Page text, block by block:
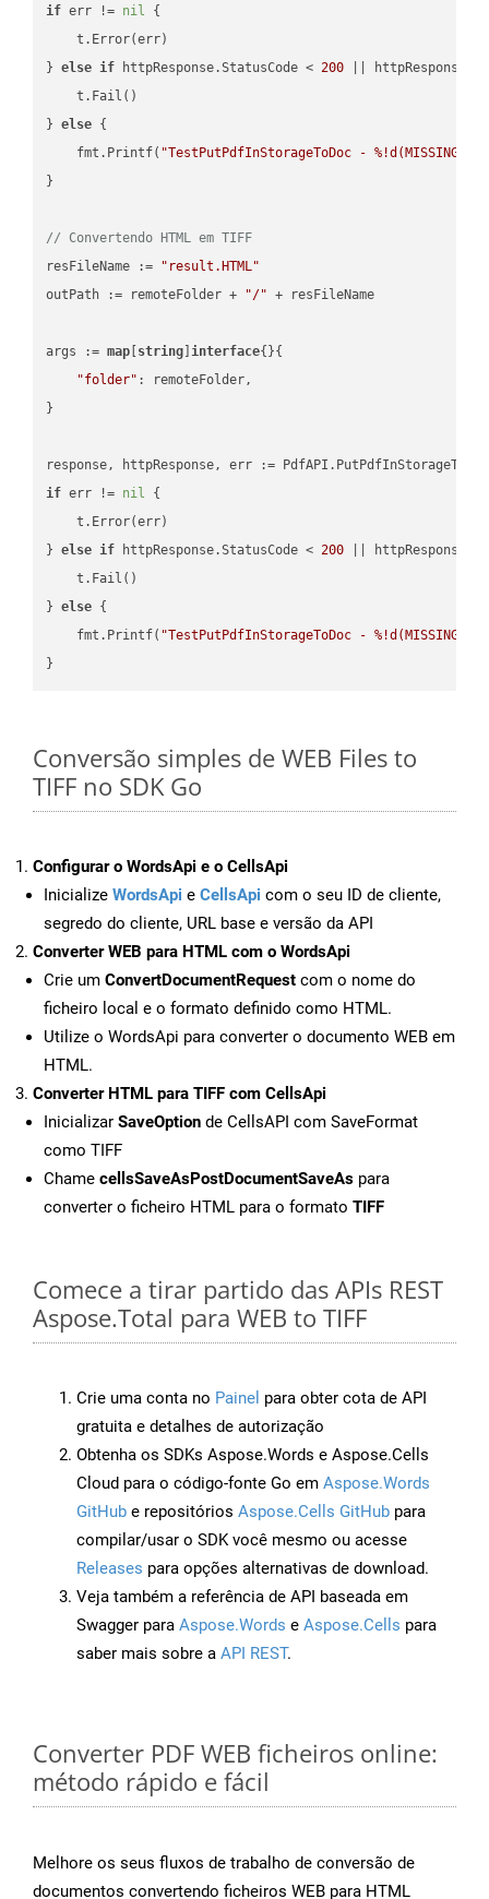
if err != nil {
    t.Error(err)
} else if httpResponse.StatusCode < 200 ||
    t.Fail()
} else {
    fmt.Printf(
"TestPutPdfInStorageToDoc - %!d(MISSING)\n"
}
// Convertendo HTML em TIFF
resFileName :=
"result.HTML"
outPath := remoteFolder +
"/" + resFileName
args := map string ]interface{}{
"folder" : remoteFolder,
}
if err != nil {
    t.Error(err)
} else if httpResponse.StatusCode < 200 ||
    t.Fail()
} else {
    fmt.Printf(
"TestPutPdfInStorageToDoc - %!d(MISSING)\n"
Conversão simples de WEB Files to
TIFF no SDK Go
Configurar o WordsApi e o CellsApi
Inicialize WordsApi e CellsApi com o seu ID de cliente,
segredo do cliente, URL base e versão da API
Converter WEB para HTML com o WordsApi
Crie um ConvertDocumentRequest com o nome do
ficheiro local e o formato definido como HTML.
Utilize o WordsApi para converter o documento WEB em
HTML.
Converter HTML para TIFF com CellsApi
Inicializar SaveOption de CellsAPI com SaveFormat
como TIFF
Chame cellsSaveAsPostDocumentSaveAs para
converter o ficheiro HTML para o formato TIFF
Comece a tirar partido das APIs REST
Aspose.Total para WEB to TIFF
Crie uma conta no Painel para obter cota de API
gratuita e detalhes de autorização
Obtenha os SDKs Aspose.Words e Aspose.Cells
Cloud para o código-fonte Go em Aspose.Words
GitHub e repositórios Aspose.Cells GitHub para
compilar/usar o SDK você mesmo ou acesse
Releases para opções alternativas de download.
Veja também a referência de API baseada em
Swagger para Aspose.Words e Aspose.Cells para
saber mais sobre a API REST.
Converter PDF WEB ficheiros online:
método rápido e fácil
Melhore os seus fluxos de trabalho de conversão de
documentos convertendo ficheiros WEB para HTML